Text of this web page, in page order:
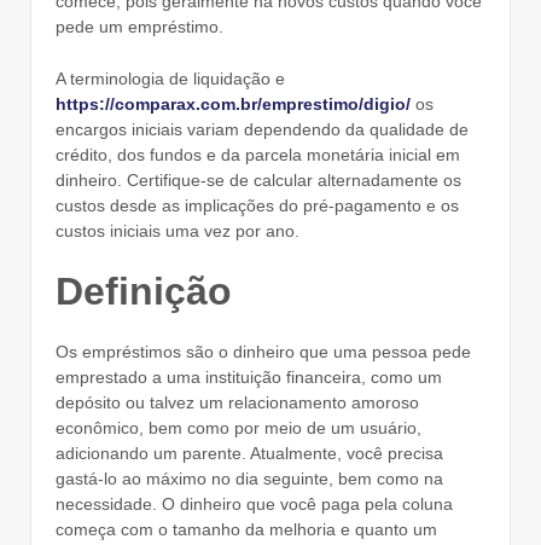
pede um empréstimo.
A terminologia de liquidação e
https://comparax.com.br/emprestimo/digio/ os
encargos iniciais variam dependendo da qualidade de
crédito, dos fundos e da parcela monetária inicial em
dinheiro. Certifique-se de calcular alternadamente os
custos desde as implicações do pré-pagamento e os
custos iniciais uma vez por ano.
Definição
Os empréstimos são o dinheiro que uma pessoa pede
emprestado a uma instituição financeira, como um
depósito ou talvez um relacionamento amoroso
econômico, bem como por meio de um usuário,
adicionando um parente. Atualmente, você precisa
gastá-lo ao máximo no dia seguinte, bem como na
necessidade. O dinheiro que você paga pela coluna
começa com o tamanho da melhoria e quanto um